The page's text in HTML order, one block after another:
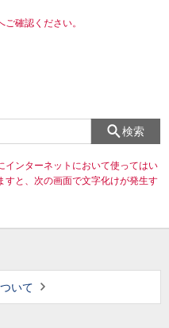
確認ください。
検索
インターネットにおいて使ってはい
すと、次の画面で文字化けが発生す
いて